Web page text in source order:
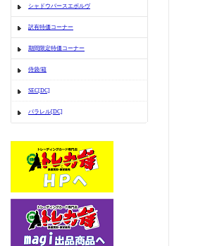
シャドウバースエボルヴ
訳有特価コーナー
期間限定特価コーナー
侍袋/箱
SEC[DC]
パラレル[DC]